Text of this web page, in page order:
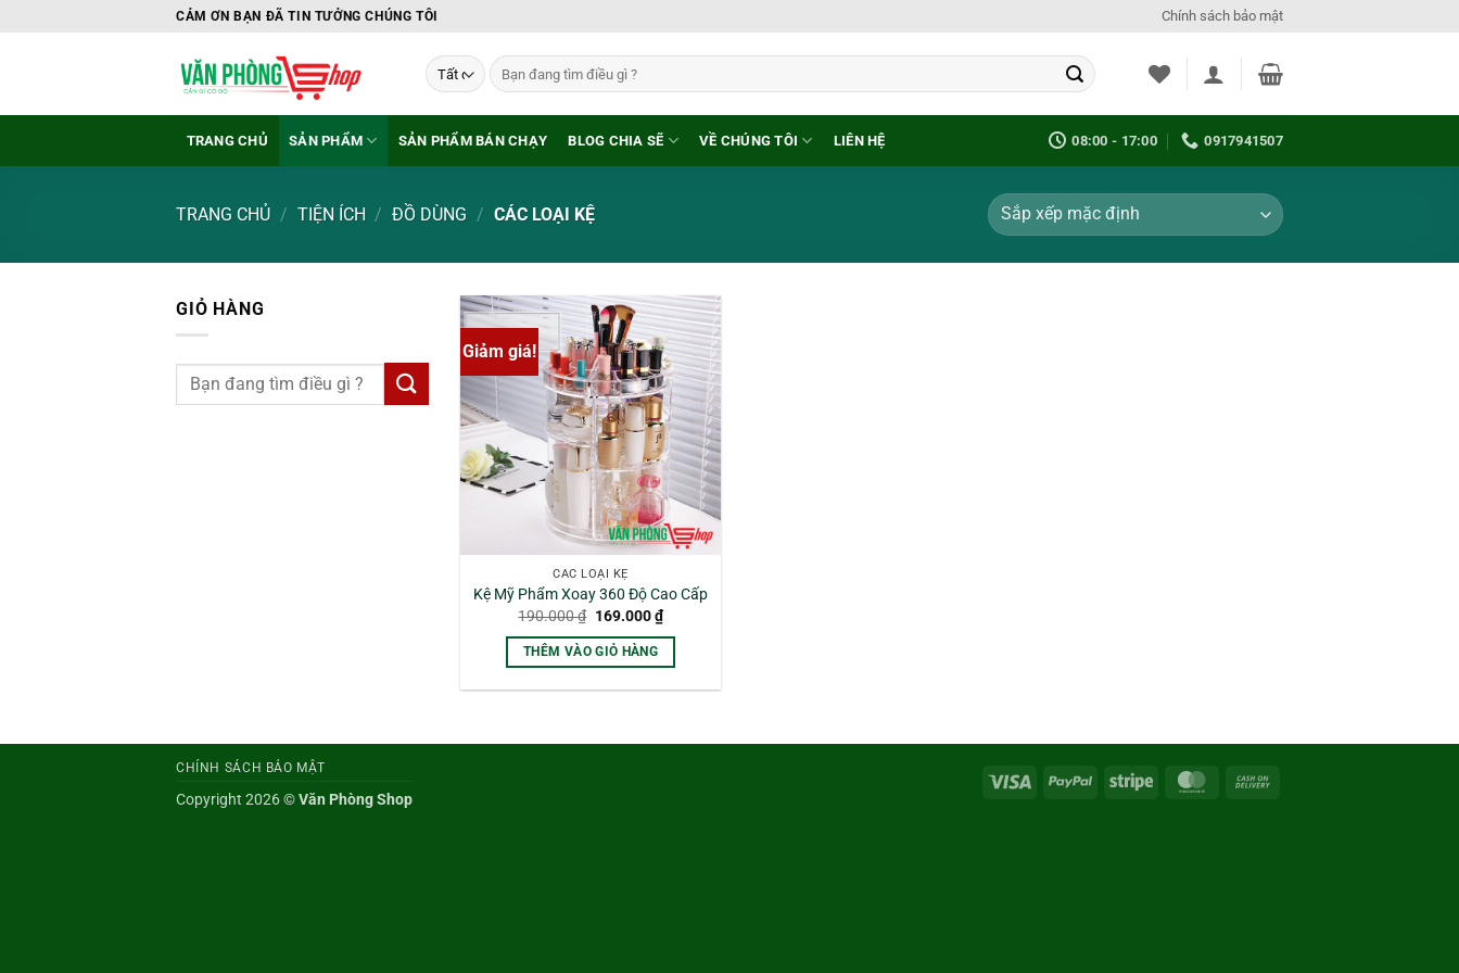
CẢM ƠN BẠN ĐÃ TIN TƯỞNG CHÚNG TÔI Chính sách bảo mật
Tìm
kiếm:
TRANG CHỦ SẢN PHẨM SẢN PHẨM BÁN CHẠY BLOG CHIA SẼ VỀ CHÚNG TÔI LIÊN HỆ 08:00 - 17:00 0917941507
TRANG CHỦ / TIỆN ÍCH / ĐỒ DÙNG / CÁC LOẠI KỆ
GIỎ HÀNG
Giảm giá!
CÁC LOẠI KỆ
Kệ Mỹ Phẩm Xoay 360 Độ Cao Cấp
190.000₫ Giá
là:
190.000 ₫.
169.000₫Giá
hiện
THÊM VÀO GIỎ HÀNG
Visa PayPal Stripe MasterCard
CHÍNH SÁCH BẢO MẬT
Copyright 2026 ©Văn Phòng Shop